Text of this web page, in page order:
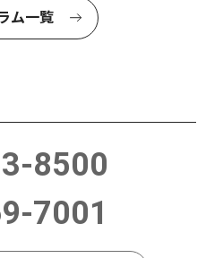
ム一覧
8500
7001